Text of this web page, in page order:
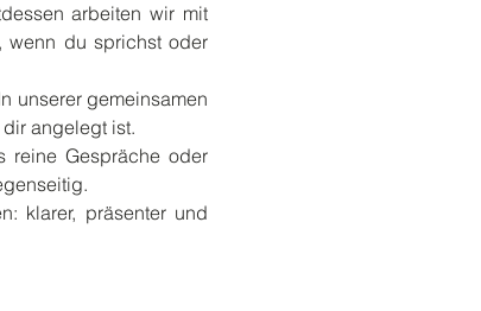
arbeiten wir mit
wenn du sprichst oder
unserer gemeinsamen
angelegt ist.
reine Gespräche oder
klarer, präsenter und